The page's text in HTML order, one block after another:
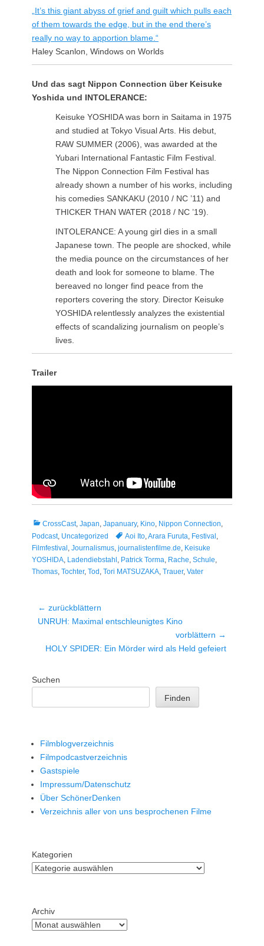
„It’s this giant abyss of grief and guilt which pulls each
of them towards the edge, but in the end there’s
really no way to apportion blame.“
Haley Scanlon, Windows on Worlds
Und das sagt Nippon Connection über Keisuke
Yoshida und INTOLERANCE:
Keisuke YOSHIDA was born in Saitama in 1975
and studied at Tokyo Visual Arts. His debut,
RAW SUMMER (2006), was awarded at the
Yubari International Fantastic Film Festival.
The Nippon Connection Film Festival has
already shown a number of his works, including
his comedies SANKAKU (2010 / NC ’11) and
THICKER THAN WATER (2018 / NC ’19).
INTOLERANCE: A young girl dies in a small
Japanese town. The people are shocked, while
the media pounce on the circumstances of her
death and look for someone to blame. The
bereaved no longer find peace from the
reporters covering the story. Director Keisuke
YOSHIDA relentlessly analyzes the existential
effects of scandalizing journalism on people’s
lives.
Trailer
Kategorien
CrossCast, Japan, Japanuary, Kino, Nippon Connection,
Podcast, Uncategorized TagsAoi Ito,Arara Furuta, Festival,
Filmfestival, Journalismus, journalistenfilme.de, Keisuke
YOSHIDA, Ladendiebstahl, Patrick Torma, Rache, Schule,
Thomas, Tochter, Tod, Tori MATSUZAKA, Trauer, Vater
Beitragsnavigation
← zurückblättern
Vorheriger
UNRUH: Maximal entschleunigtes Kino
vorblättern →
Nächster
HOLY SPIDER: Ein Mörder wird als Held gefeiert
Suchen
Finden
Filmblogverzeichnis
Filmpodcastverzeichnis
Gastspiele
Impressum/Datenschutz
Über SchönerDenken
Verzeichnis aller von uns besprochenen Filme
Kategorien
Archiv